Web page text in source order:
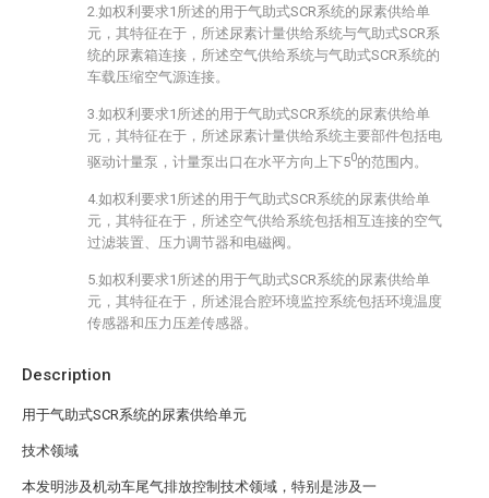
Description
用于气助式SCR系统的尿素供给单元
技术领域
本发明涉及机动车尾气排放控制技术领域，特别是涉及一
2.如权利要求1所述的用于气助式SCR系统的尿素供给单
元，其特征在于，所述尿素计量供给系统与气助式SCR系
统的尿素箱连接，所述空气供给系统与气助式SCR系统的
车载压缩空气源连接。
3.如权利要求1所述的用于气助式SCR系统的尿素供给单
元，其特征在于，所述尿素计量供给系统主要部件包括电
驱动计量泵，计量泵出口在水平方向上下50的范围内。
4.如权利要求1所述的用于气助式SCR系统的尿素供给单
元，其特征在于，所述空气供给系统包括相互连接的空气
过滤装置、压力调节器和电磁阀。
5.如权利要求1所述的用于气助式SCR系统的尿素供给单
元，其特征在于，所述混合腔环境监控系统包括环境温度
传感器和压力压差传感器。